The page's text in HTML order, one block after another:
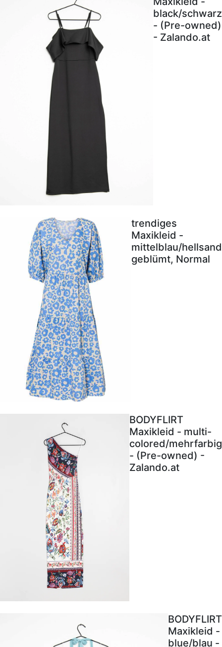
black/schwarz
- (Pre-owned)
- Zalando.at
trendiges
Maxikleid -
mittelblau/hellsand
geblümt, Normal
BODYFLIRT
Maxikleid - multi-
colored/mehrfarbig
- (Pre-owned) -
Zalando.at
BODYFLIRT
Maxikleid -
blue/blau -